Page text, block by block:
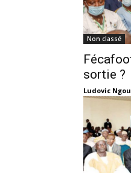
Non classé
sortie ?
Ludovic